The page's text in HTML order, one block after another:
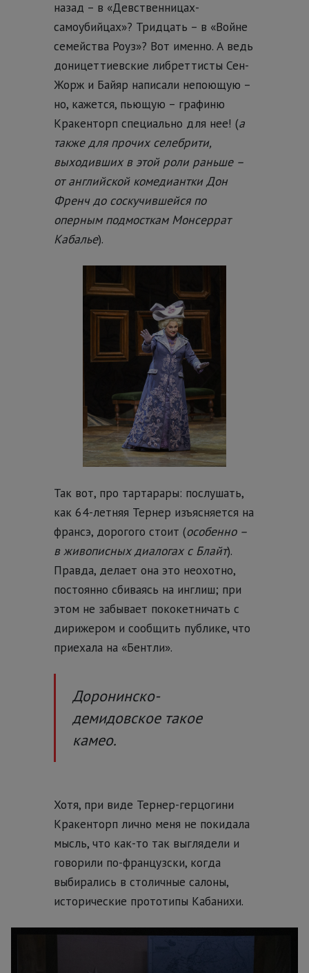
назад – в «Девственницах-
самоубийцах»? Тридцать – в «Войне
семейства Роуз»? Вот именно. А ведь
доницеттиевские либреттисты Сен-
Жорж и Байяр написали непоющую –
но, кажется, пьющую – графиню
Кракенторп специально для нее! (а
также для прочих селебрити,
выходивших в этой роли раньше –
от английской комедиантки Дон
Френч до соскучившейся по
оперным подмосткам Монсеррат
Кабалье).
Так вот, про тартарары: послушать,
как 64-летняя Тернер изъясняется на
франсэ, дорогого стоит (особенно –
в живописных диалогах с Блайт).
Правда, делает она это неохотно,
постоянно сбиваясь на инглиш; при
этом не забывает пококетничать с
дирижером и сообщить публике, что
приехала на «Бентли».
Доронинско-
демидовское такое
камео.
Хотя, при виде Тернер-герцогини
Кракенторп лично меня не покидала
мысль, что как-то так выглядели и
говорили по-французски, когда
выбирались в столичные салоны,
исторические прототипы Кабанихи.